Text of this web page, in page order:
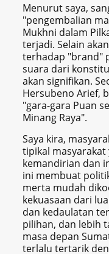
Menurut saya,
"pengembalian
Mukhni dalam
terjadi. Selain
terhadap "brand"
suara dari
akan signifikan.
Hersubeno Arief,
"gara-gara Puan
Minang Raya".
Saya kira,
tipikal
kemandirian dan
ini membuat
merta mudah
kekuasaan dari
dan kedaulatan
pilihan, dan lebih
masa depan
terlalu tertarik